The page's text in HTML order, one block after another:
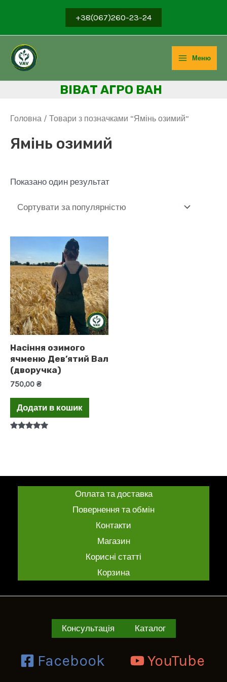
вмісту
+38(067)260-23-24
Main
Меню
ВІВАТ АГРО ВАН
Головна / Товари з позначками “Ямінь озимий”
Ямінь озимий
Показано один результат
Насіння озимого
ячменю Дев’ятий Вал
(дворучка)
750,00 ₴
Додати в кошик
Оплата та доставка
Повернення та обмін
Контакти
Магазин
Корисні статті
Корзина
Консультація Каталог
Facebook YouTube